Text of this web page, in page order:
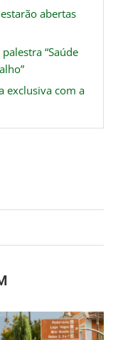
abertas
“Saúde
exclusiva com a